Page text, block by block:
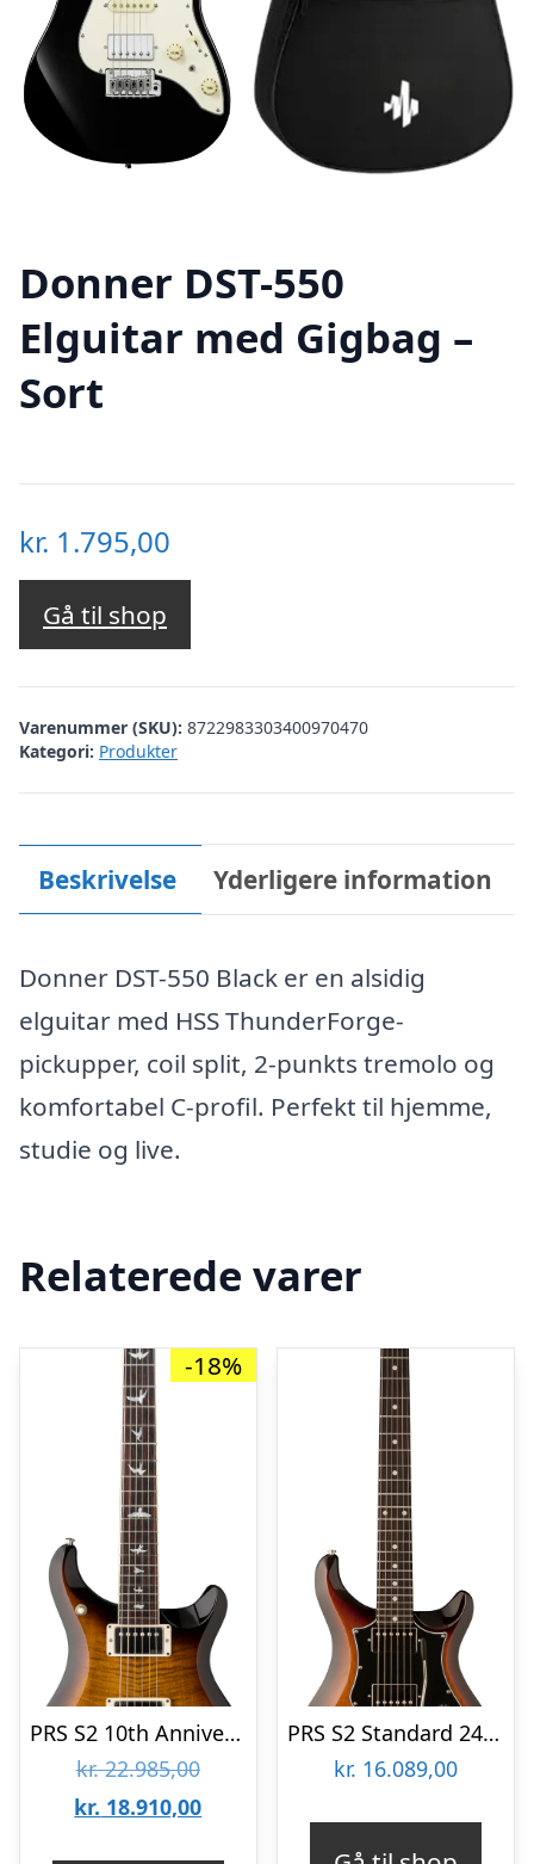
Donner DST-550
Elguitar med Gigbag –
Sort
kr. 1.795,00
Gå til shop
Varenummer (SKU): 8722983303400970470
Kategori: Produkter
Beskrivelse Yderligere information
Donner DST-550 Black er en alsidig
elguitar med HSS ThunderForge-
pickupper, coil split, 2-punkts tremolo og
komfortabel C-profil. Perfekt til hjemme,
studie og live.
Relaterede varer
-18%
PRS S2 10th Anniversary McCarty 594 – Black Amber
kr.22.985,00Den
oprindelige
kr. 18.910,00Den
PRS S2 Standard 24, McCarty Elguitar – Tobacco Sunburst
kr. 16.089,00